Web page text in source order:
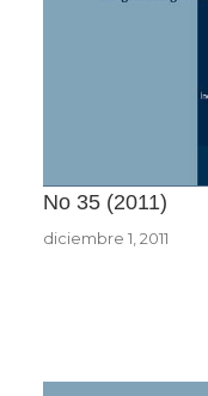
No 35 2011
diciembre 1, 2011